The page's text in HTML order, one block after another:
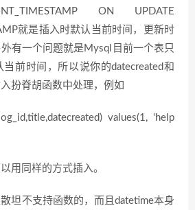
ON UPDATE
就是插入时默认当前时间，更新时
有一个问题就是Mysql目前一个表只
前时间，所以说你的datecreated和
扮脊胡函数中处理，例如
values(1, ‘help
用同样的方式插入。
坦不支持函数的，而且datetime本身